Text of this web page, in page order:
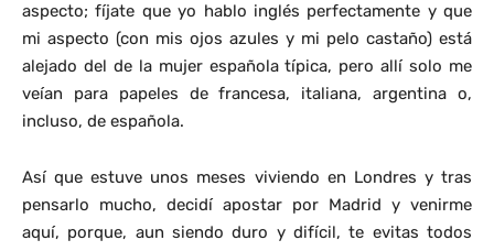
aspecto; fíjate que yo hablo inglés perfectamente y que
mi aspecto (con mis ojos azules y mi pelo castaño) está
alejado del de la mujer española típica, pero allí solo me
veían para papeles de francesa, italiana, argentina o,
incluso, de española.
Así que estuve unos meses viviendo en Londres y tras
pensarlo mucho, decidí apostar por Madrid y venirme
aquí, porque, aun siendo duro y difícil, te evitas todos